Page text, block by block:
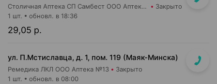
Столичная Аптека СП Самбест ООО Аптека №3 Закрыто
29,05 р.
1 шт. обновл. в 18:36
ул. П.Мстиславца, д. 1, пом. 119 (Маяк-Минска)
Ремедика ЛКЛ ООО Аптека №13 Закрыто
1 шт. обновл. в 08:00